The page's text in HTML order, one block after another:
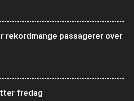
rekordmange passagerer over
fredag